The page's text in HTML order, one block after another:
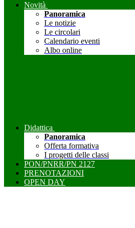
Novità
Panoramica
Le notizie
Le circolari
Calendario eventi
Albo online
Didattica
Panoramica
Offerta formativa
I progetti delle classi
PON/PNRR/PN 2127
PRENOTAZIONI
OPEN DAY